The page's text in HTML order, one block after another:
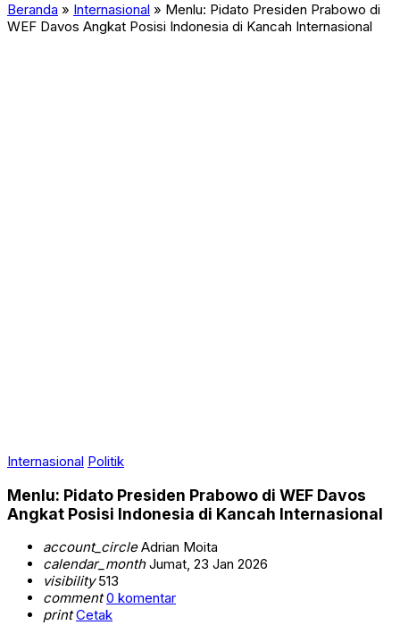
Beranda » Internasional » Menlu: Pidato Presiden Prabowo di
WEF Davos Angkat Posisi Indonesia di Kancah Internasional
Internasional Politik
Menlu: Pidato Presiden Prabowo di WEF Davos
Angkat Posisi Indonesia di Kancah Internasional
account_circleAdrian Moita
calendar_monthJumat, 23 Jan 2026
visibility513
comment 0 komentar
print Cetak